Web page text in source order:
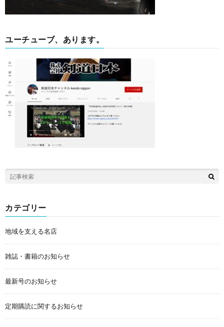
ユーチューブ、あります。
カテゴリー
地域を支える名店
雑誌・書籍のお知らせ
最新号のお知らせ
定期購読に関するお知らせ